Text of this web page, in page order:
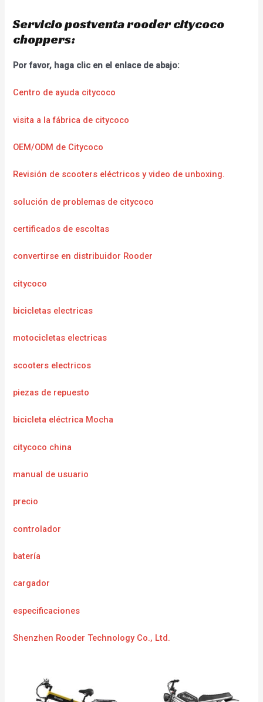
Servicio postventa rooder citycoco
choppers:
Por favor, haga clic en el enlace de abajo:
Centro de ayuda citycoco
visita a la fábrica de citycoco
OEM/ODM de Citycoco
Revisión de scooters eléctricos y video de unboxing.
solución de problemas de citycoco
certificados de escoltas
convertirse en distribuidor Rooder
citycoco
bicicletas electricas
motocicletas electricas
scooters electricos
piezas de repuesto
bicicleta eléctrica Mocha
citycoco china
manual de usuario
precio
controlador
batería
cargador
especificaciones
Shenzhen Rooder Technology Co., Ltd.